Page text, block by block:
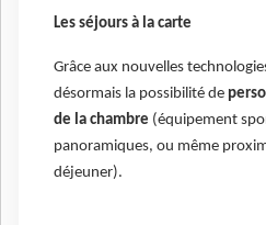
Les séjours à la carte
Grâce aux nouvelles
désormais la possibilité de
de la chambre (équipement
panoramiques, ou même
déjeuner).